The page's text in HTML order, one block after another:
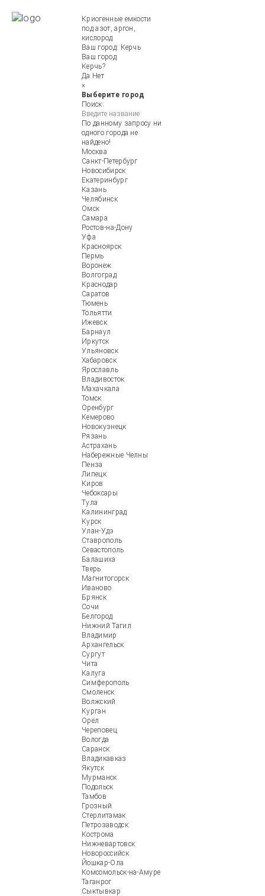
Криогенные емкости
под азот, аргон,
кислород
Ваш город: Керчь
Ваш город
Керчь?
Да Нет
×
Выберите город
Поиск:
По данному запросу ни
одного города не
найдено!
Москва
Санкт-Петербург
Новосибирск
Екатеринбург
Казань
Челябинск
Омск
Самара
Ростов-на-Дону
Уфа
Красноярск
Пермь
Воронеж
Волгоград
Краснодар
Саратов
Тюмень
Тольятти
Ижевск
Барнаул
Иркутск
Ульяновск
Хабаровск
Ярославль
Владивосток
Махачкала
Томск
Оренбург
Кемерово
Новокузнецк
Рязань
Астрахань
Набережные Челны
Пенза
Липецк
Киров
Чебоксары
Тула
Калининград
Курск
Улан-Удэ
Ставрополь
Севастополь
Балашиха
Тверь
Магнитогорск
Иваново
Брянск
Сочи
Белгород
Нижний Тагил
Владимир
Архангельск
Сургут
Чита
Калуга
Симферополь
Смоленск
Волжский
Курган
Орёл
Череповец
Вологда
Саранск
Владикавказ
Якутск
Мурманск
Подольск
Тамбов
Грозный
Стерлитамак
Петрозаводск
Кострома
Нижневартовск
Новороссийск
Йошкар-Ола
Комсомольск-на-Амуре
Таганрог
Сыктывкар